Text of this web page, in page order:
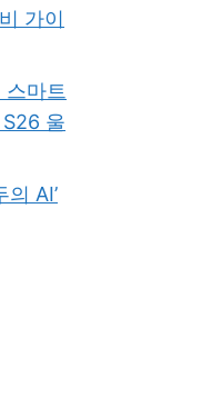
가이
마트
울
의 AI’